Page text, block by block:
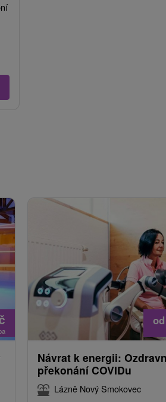
od
Návrat k energii:
překonání COVIDu
Lázně Nový Smokovec